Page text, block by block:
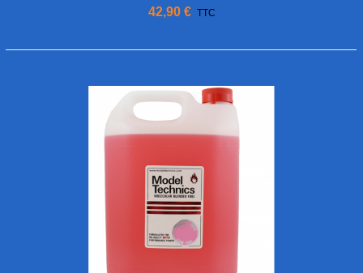
42,90 € TTC